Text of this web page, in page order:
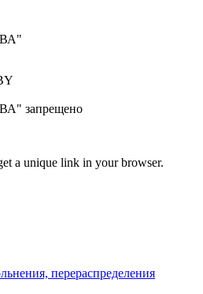
запрещено
a unique link in your browser.
перераспределения